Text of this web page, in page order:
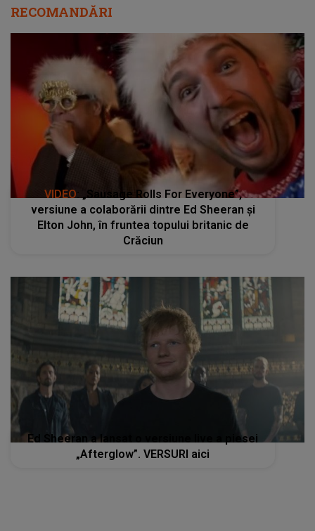
RECOMANDĂRI
VIDEO : „Sausage Rolls For Everyone”,
versiune a colaborării dintre Ed Sheeran şi
Elton John, în fruntea topului britanic de
Crăciun
Ed Sheeran a lansat o versiune live a piesei
„Afterglow”. VERSURI aici